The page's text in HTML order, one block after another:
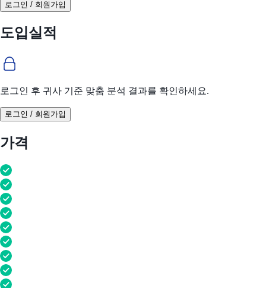
로그인 / 회원가입
도입실적
로그인 후 귀사 기준 맞춤 분석 결과를 확인하세요.
로그인 / 회원가입
가격